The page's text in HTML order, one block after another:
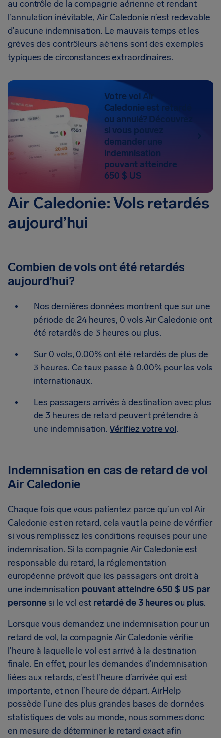
au contrôle de la compagnie aérienne et rendant
l’annulation inévitable, Air Caledonie n’est redevable
d’aucune indemnisation. Le mauvais temps et les
grèves des contrôleurs aériens sont des exemples
typiques de circonstances extraordinaires.
Votre vol Air
Caledonie est retardé
ou annulé? Découvrez
si vous pouvez
demander une
indemnisation
pouvant atteindre
650 $ US
Air Caledonie: Vols retardés
aujourd’hui
Combien de vols ont été retardés
aujourd’hui?
Nos dernières données montrent que sur une
période de 24 heures, 0 vols Air Caledonie ont
été retardés de 3 heures ou plus.
Sur 0 vols, 0.00% ont été retardés de plus de
3 heures. Ce taux passe à 0.00% pour les vols
internationaux.
Les passagers arrivés à destination avec plus
de 3 heures de retard peuvent prétendre à
une indemnisation. Vérifiez votre vol.
Indemnisation en cas de retard de vol
Air Caledonie
Chaque fois que vous patientez parce qu’un vol Air
Caledonie est en retard, cela vaut la peine de vérifier
si vous remplissez les conditions requises pour une
indemnisation. Si la compagnie Air Caledonie est
responsable du retard, la réglementation
européenne prévoit que les passagers ont droit à
une indemnisation pouvant atteindre 650 $ US par
personnesi le vol est retardé de 3 heures ou plus.
Lorsque vous demandez une indemnisation pour un
retard de vol, la compagnie Air Caledonie vérifie
l’heure à laquelle le vol est arrivé à la destination
finale. En effet, pour les demandes d’indemnisation
liées aux retards, c’est l’heure d’arrivée qui est
importante, et non l’heure de départ. AirHelp
possède l’une des plus grandes bases de données
statistiques de vols au monde, nous sommes donc
en mesure de déterminer le retard exact afin